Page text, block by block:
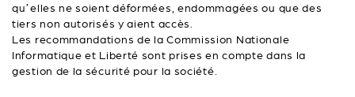
qu’elles ne soient déformées, endommagées ou que des
tiers non autorisés y aient accès.
Les recommandations de la Commission Nationale
Informatique et Liberté sont prises en compte dans la
gestion de la sécurité pour la société.